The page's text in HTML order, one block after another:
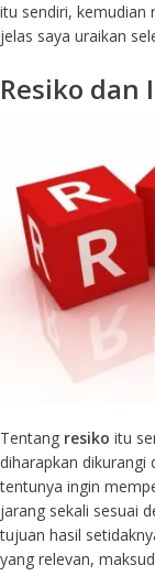
itu sendiri, kemudian
jelas saya uraikan
Resiko dan
Tentang resiko itu
diharapkan dikurangi
tentunya ingin
jarang sekali sesuai
tujuan hasil
yang relevan,